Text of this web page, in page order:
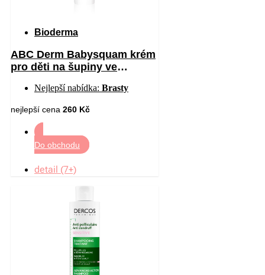
Bioderma
ABC Derm Babysquam krém
pro děti na šupiny ve
Nejlepší nabídka: Brasty
nejlepší cena 260 Kč
Do obchodu
detail (7+)